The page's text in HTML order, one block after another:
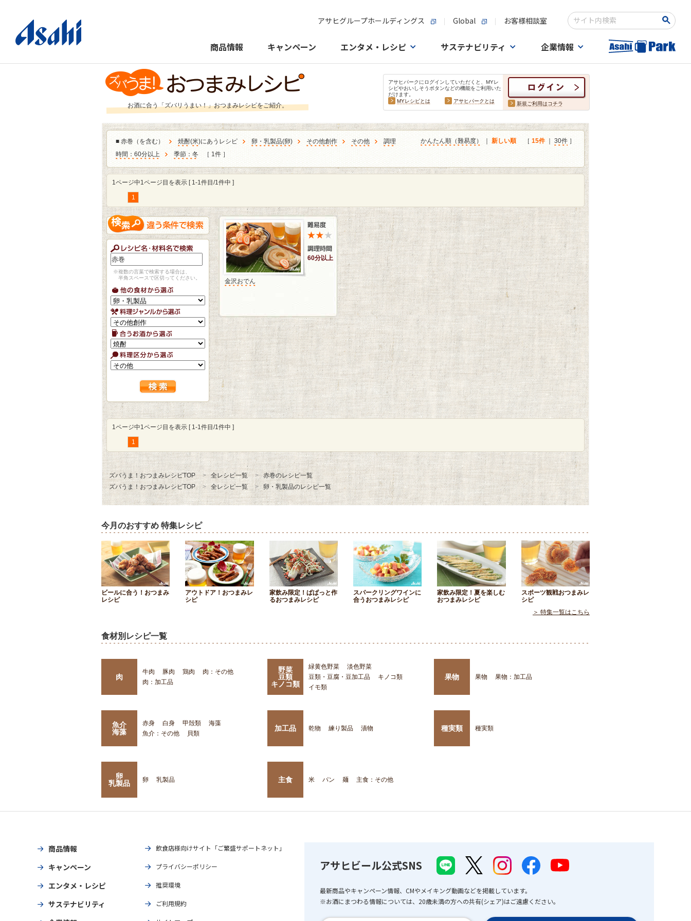
アサヒグループホールディングス Global お客様相談室
検索キーワード入力
商品情報 キャンペーン エンタメ・レシピ サステナビリティ 企業情報
お酒に合う「ズバリうまい！」おつまみレシピをご紹介。
アサヒパークにログインしていただくと、MYレ
シピやおいしそうボタンなどの機能をご利用いた
だけます。
MYレシピとは
アサヒパークとは 新規ご利用はコチラ
■ 赤巻（を含む） 焼酎(米)にあうレシピ 卵・乳製品(卵) その他創作 その他
調理
時間：60分以上
季節：冬 ［ 1件 ］
かんたん順（難易度） 新しい順 ［ 15件｜ 30件 ］
1ページ中1ページ目を表示 [ 1-1件目/1件中 ]
1
※複数の言葉で検索する場合は、
半角スペースで区切ってください。
60分以上
金沢おでん
1ページ中1ページ目を表示 [ 1-1件目/1件中 ]
1
ズバうま！おつまみレシピTOP 全レシピ一覧
赤巻のレシピ一覧
ズバうま！おつまみレシピTOP
全レシピ一覧 卵・乳製品のレシピ一覧
今月のおすすめ 特集レシピ
ビールに合う！おつまみ
レシピ
アウトドア！おつまみレ
シピ
家飲み限定！ぱぱっと作
るおつまみレシピ
スパークリングワインに
合うおつまみレシピ
家飲み限定！夏を楽しむ
おつまみレシピ
スポーツ観戦おつまみレ
シピ
＞ 特集一覧はこちら
食材別レシピ一覧
肉
牛肉 豚肉 鶏肉
肉：その他
肉：加工品
野菜
豆類
キノコ類
緑黄色野菜
淡色野菜
豆類・豆腐・豆加工品
キノコ類
イモ類
果物 果物 果物：加工品
魚介
海藻
赤身 白身 甲殻類
海藻
魚介：その他
貝類
加工品 乾物 練り製品 漬物 種実類 種実類
卵
乳製品
卵 乳製品 主食 米 パン 麺 主食：その他
商品情報
キャンペーン
エンタメ・レシピ
サステナビリティ
飲食店様向けサイト「ご繁盛サポートネット」
プライバシーポリシー
推奨環境
ご利用規約
アサヒビール公式SNS
最新商品やキャンペーン情報、CMやメイキング動画などを掲載しています。
※お酒にまつわる情報については、20歳未満の方への共有(シェア)はご遠慮ください。